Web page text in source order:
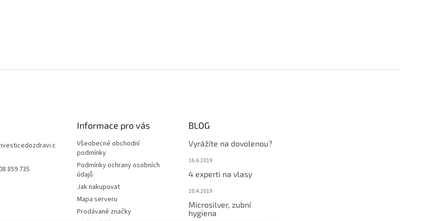
859 735
Informace pro vás
Všeobecné obchodní
podmínky
Podmínky ochrany osobních
údajů
Jak nakupovat
Mapa serveru
Prodávané značky
BLOG
Vyrážíte na dovolenou?
16.6.2019
4 experti na vlasy
10.4.2019
Microsilver, zubní
hygiena